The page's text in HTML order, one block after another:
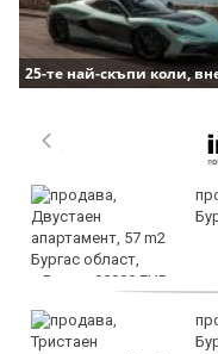
25-те най-скъпи коли,